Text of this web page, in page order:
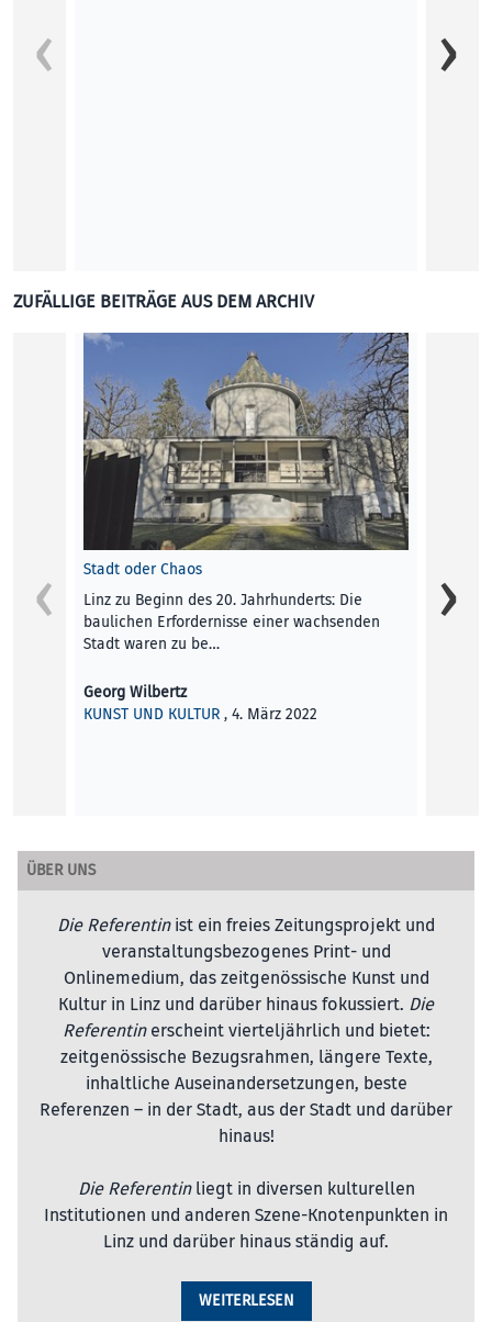
ZUFÄLLIGE BEITRÄGE AUS DEM ARCHIV
Stadt oder Chaos
Linz zu Beginn des 20. Jahrhunderts: Die
baulichen Erfordernisse einer wachsenden
Stadt waren zu be…
Georg Wilbertz
KUNST UND KULTUR , 4. März 2022
ÜBER UNS
Die Referentinist ein freies Zeitungsprojekt und
veranstaltungsbezogenes Print- und
Onlinemedium, das zeitgenössische Kunst und
Kultur in Linz und darüber hinaus fokussiert. Die
Referentinerscheint vierteljährlich und bietet:
zeitgenössische Bezugsrahmen, längere Texte,
inhaltliche Auseinandersetzungen, beste
Referenzen – in der Stadt, aus der Stadt und darüber
hinaus!
Die Referentinliegt in diversen kulturellen
Institutionen und anderen Szene-Knotenpunkten in
Linz und darüber hinaus ständig auf.
WEITERLESEN